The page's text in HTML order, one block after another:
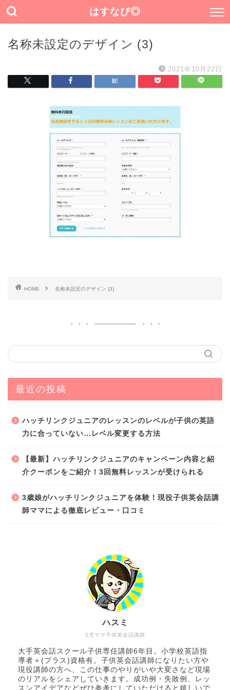
はすなび◎
名称未設定のデザイン (3)
2021年10月22日
HOME 名称未設定のデザイン (3)
最近の投稿
ハッチリンクジュニアのレッスンのレベルが子供の英語
力に合っていない…レベル変更する方法
【最新】ハッチリンクジュニアのキャンペーン内容と紹
介クーポンをご紹介！3回無料レッスンが受けられる
3歳娘がハッチリンクジュニアを体験！現役子供英会話講
師ママによる徹底レビュー・口コミ
2児ママ子供英会話講師
ハスミ
大手英会話スクール子供専任講師6年目。小学校英語指
導者＋(プラス)資格有。子供英会話講師になりたい方や
現役講師の方へ、この仕事のやりがいや大変さなど現場
のリアルをシェアしていきます。成功例・失敗例、レッ
スンアイデアなどぜひ参考にしていただけると嬉しいで